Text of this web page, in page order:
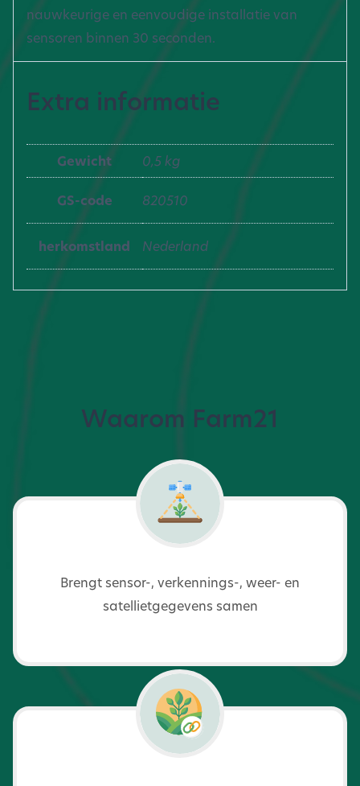
nauwkeurige en eenvoudige installatie van
sensoren binnen 30 seconden.
Extra informatie
Gewicht 0,5 kg
GS-code 820510
herkomstland Nederland
Waarom Farm21
Brengt sensor-, verkennings-, weer- en
satellietgegevens samen